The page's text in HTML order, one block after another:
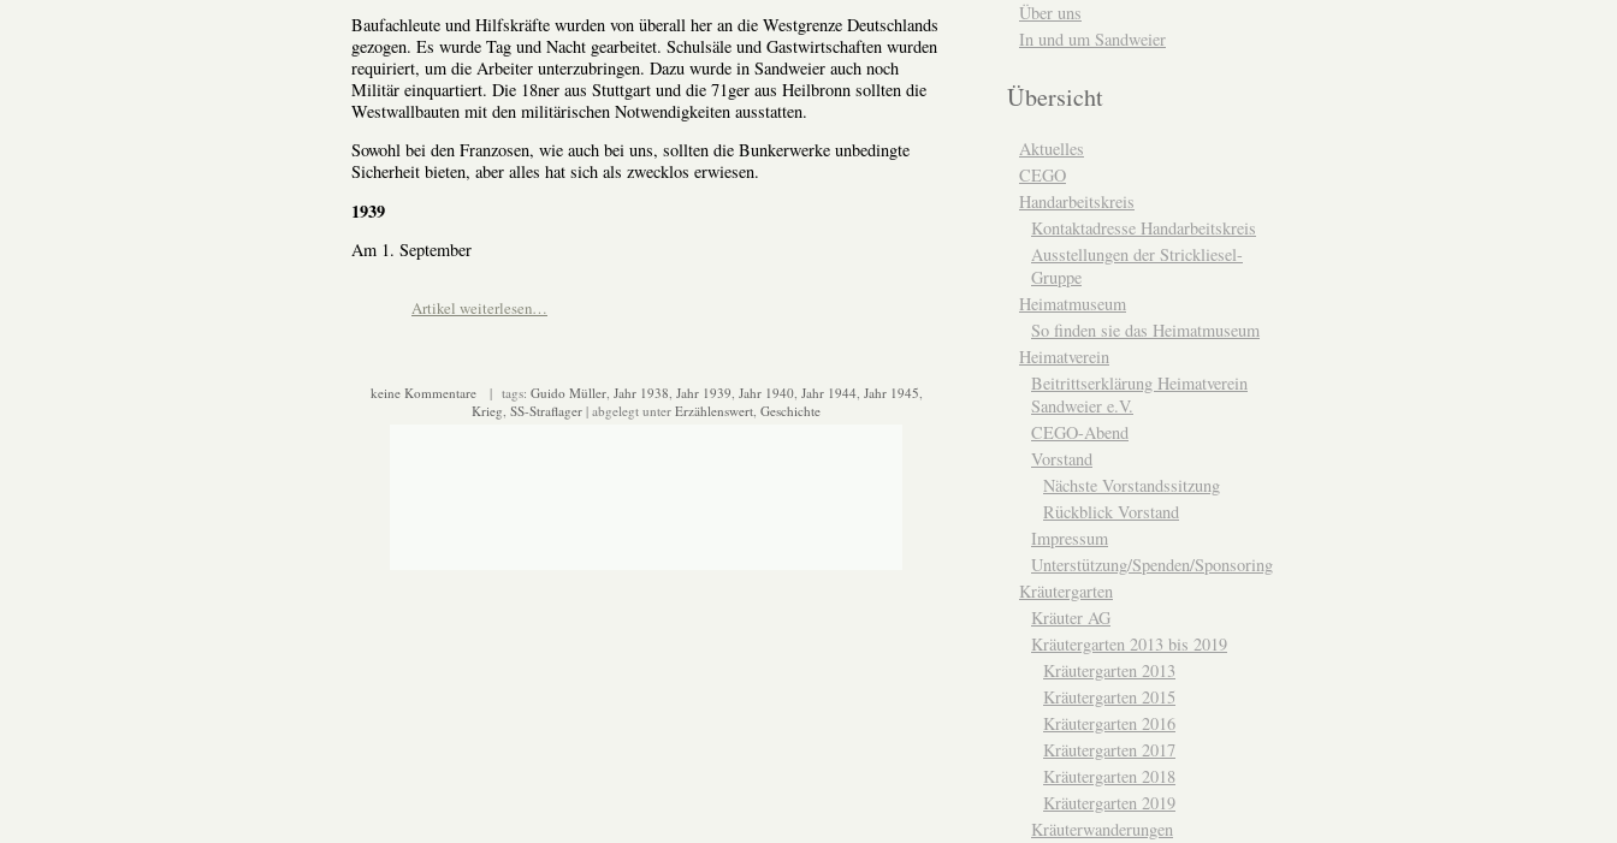
Baufachleute und Hilfskräfte wurden von überall her an die Westgrenze Deutschlands
gezogen. Es wurde Tag und Nacht gearbeitet. Schulsäle und Gastwirtschaften wurden
requiriert, um die Arbeiter unterzubringen. Dazu wurde in Sandweier auch noch
Militär einquartiert. Die 18ner aus Stuttgart und die 71ger aus Heilbronn sollten die
Westwallbauten mit den militärischen Notwendigkeiten ausstatten.
Sowohl bei den Franzosen, wie auch bei uns, sollten die Bunkerwerke unbedingte
Sicherheit bieten, aber alles hat sich als zwecklos erwiesen.
1939
Am 1. September
Artikel weiterlesen…
keine Kommentare| tags: Guido Müller, Jahr 1938, Jahr 1939, Jahr 1940, Jahr 1944, Jahr 1945,
Krieg, SS-Straflager | abgelegt unter Erzählenswert, Geschichte
Über uns
In und um Sandweier
Übersicht
Aktuelles
CEGO
Handarbeitskreis
Kontaktadresse Handarbeitskreis
Ausstellungen der Strickliesel-
Gruppe
Heimatmuseum
So finden sie das Heimatmuseum
Heimatverein
Beitrittserklärung Heimatverein
Sandweier e.V.
CEGO-Abend
Vorstand
Nächste Vorstandssitzung
Rückblick Vorstand
Impressum
Unterstützung/Spenden/Sponsoring
Kräutergarten
Kräuter AG
Kräutergarten 2013 bis 2019
Kräutergarten 2013
Kräutergarten 2015
Kräutergarten 2016
Kräutergarten 2017
Kräutergarten 2018
Kräutergarten 2019
Kräuterwanderungen